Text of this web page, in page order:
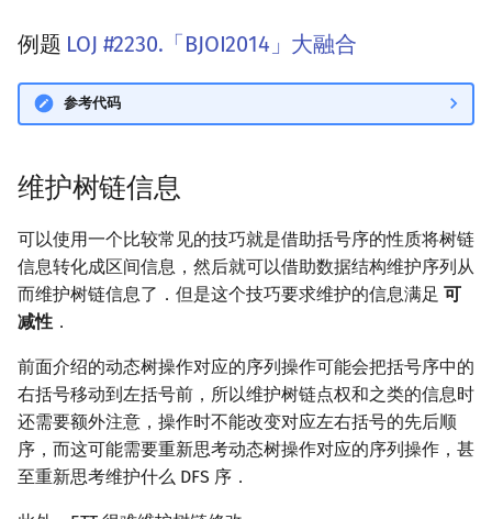
例题 LOJ #2230.「BJOI2014」大融合
参考代码
维护树链信息
可以使用一个比较常见的技巧就是借助括号序的性质将树链
信息转化成区间信息，然后就可以借助数据结构维护序列从
而维护树链信息了．但是这个技巧要求维护的信息满足 可
减性 ．
前面介绍的动态树操作对应的序列操作可能会把括号序中的
右括号移动到左括号前，所以维护树链点权和之类的信息时
还需要额外注意，操作时不能改变对应左右括号的先后顺
序，而这可能需要重新思考动态树操作对应的序列操作，甚
至重新思考维护什么 DFS 序．